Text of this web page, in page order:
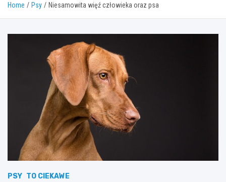
Home Psy Niesamowita więź człowieka oraz psa
PSY TO CIEKAWE